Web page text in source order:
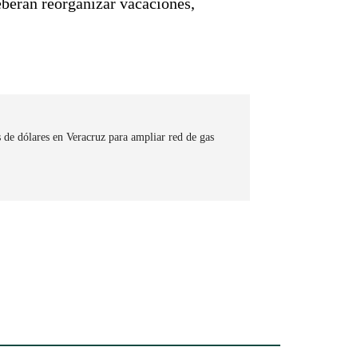
dólares en Veracruz para ampliar red de gas